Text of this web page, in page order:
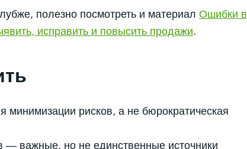
полезно посмотреть и материал Ошибки в
исправить и повысить продажи.
минимизации рисков, а не бюрократическая
— важные, но не единственные источники